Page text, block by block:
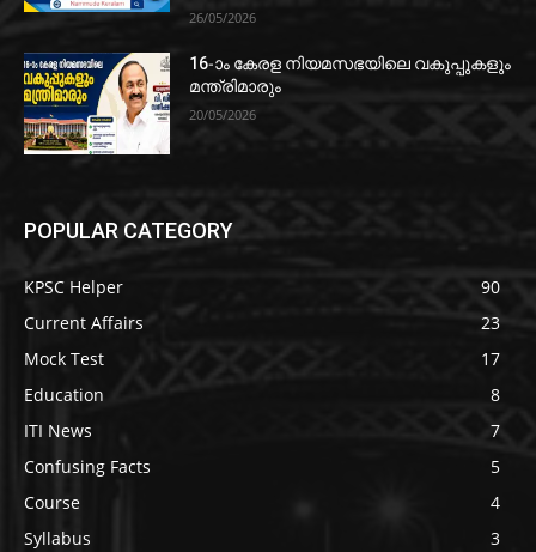
26/05/2026
16-ാം കേരള നിയമസഭയിലെ വകുപ്പുകളും
മന്ത്രിമാരും
20/05/2026
POPULAR CATEGORY
KPSC Helper
90
Current Affairs
23
Mock Test
17
Education
8
ITI News
7
Confusing Facts
5
Course
4
Syllabus
3